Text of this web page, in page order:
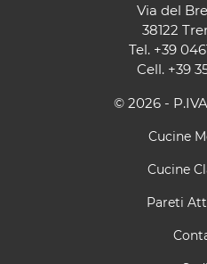
Via del
38122
Tel. +39
Cell. +39
© 2026 - P.IVA
Cucine
Cucine
Pareti